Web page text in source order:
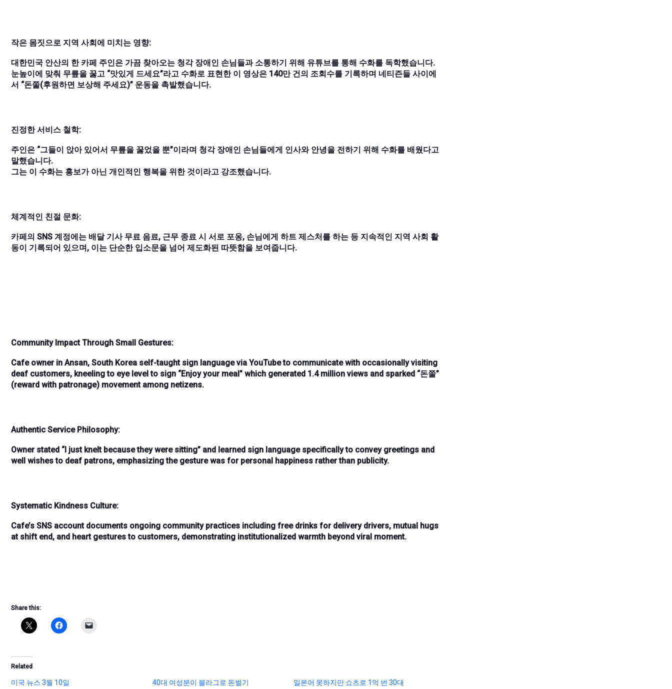
작은 몸짓으로 지역 사회에 미치는 영향:
대한민국 안산의 한 카페 주인은 가끔 찾아오는 청각 장애인 손님들과 소통하기 위해 유튜브를 통해 수화를 독학했습니다.
눈높이에 맞춰 무릎을 꿇고 “맛있게 드세요”라고 수화로 표현한 이 영상은 140만 건의 조회수를 기록하며 네티즌들 사이에
서 “돈쭐(후원하면 보상해 주세요)” 운동을 촉발했습니다.
진정한 서비스 철학:
주인은 “그들이 앉아 있어서 무릎을 꿇었을 뿐”이라며 청각 장애인 손님들에게 인사와 안녕을 전하기 위해 수화를 배웠다고
말했습니다.
그는 이 수화는 홍보가 아닌 개인적인 행복을 위한 것이라고 강조했습니다.
체계적인 친절 문화:
카페의 SNS 계정에는 배달 기사 무료 음료, 근무 종료 시 서로 포옹, 손님에게 하트 제스처를 하는 등 지속적인 지역 사회 활
동이 기록되어 있으며, 이는 단순한 입소문을 넘어 제도화된 따뜻함을 보여줍니다.
Community Impact Through Small Gestures:
Cafe owner in Ansan, South Korea self-taught sign language via YouTubeto communicate with occasionally visiting
deaf customers, kneeling to eye levelto sign “Enjoy your meal” which generated 1.4 million views and sparked “돈쭐”
(reward with patronage) movement among netizens.
Authentic Service Philosophy:
Owner stated “I just knelt because they were sitting” and learned sign language specifically to convey greetings and
well wishesto deaf patrons, emphasizing the gesture was for personal happiness rather than publicity.
Systematic Kindness Culture:
Cafe’s SNS accountdocuments ongoing community practices including free drinks for delivery drivers, mutual hugs
at shift end, and heart gestures to customers, demonstrating institutionalized warmth beyond viral moment.
Share this:
Related
미국 뉴스 3월 10일
40대 여성분이 블라그로 돈벌기
일본어 못하지만 쇼츠로 1억 번 30대